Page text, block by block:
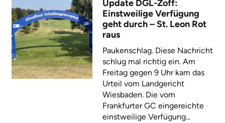
Update DGL-Zoff:
Einstweilige Verfügung
geht durch – St. Leon Rot
raus
Paukenschlag. Diese Nachricht
schlug mal richtig ein. Am
Freitag gegen 9 Uhr kam das
Urteil vom Landgericht
Wiesbaden. Die vom
Frankfurter GC eingereichte
einstweilige Verfügung...